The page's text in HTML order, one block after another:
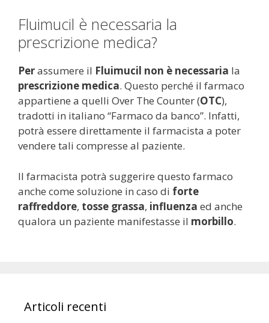
Fluimucil è necessaria la
prescrizione medica?
Perassumere il Fluimucil non è necessaria la
prescrizione medica. Questo perché il farmaco
appartiene a quelli Over The Counter (OTC),
tradotti in italiano “Farmaco da banco”. Infatti,
potrà essere direttamente il farmacista a poter
vendere tali compresse al paziente.
Il farmacista potrà suggerire questo farmaco
anche come soluzione in caso di forte
raffreddore, tosse grassa, influenza ed anche
qualora un paziente manifestasse il morbillo.
Articoli recenti